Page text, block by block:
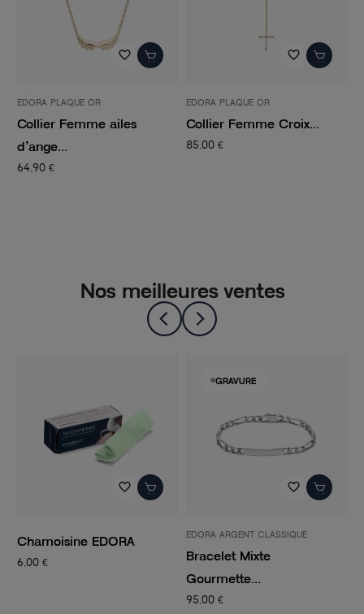
favorite_border
EDORA PLAQUE OR
Collier Femme ailes
d’ange...
64,90 €
favorite_border
EDORA PLAQUE OR
Collier Femme Croix...
85,00 €
Nos meilleures ventes
favorite_border
Chamoisine EDORA
6,00 €
GRAVURE
favorite_border
EDORA ARGENT CLASSIQUE
Bracelet Mixte
Gourmette...
95,00 €